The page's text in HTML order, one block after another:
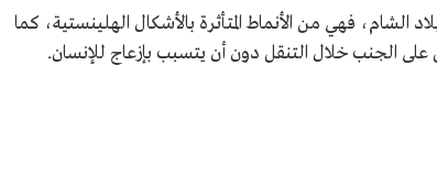
الشام، فهي من الأنماط المتأثرة بالأشكال الهلينستية، كما
على الجنب خلال التنقل دون أن يتسبب بإزعاج للإنسان.